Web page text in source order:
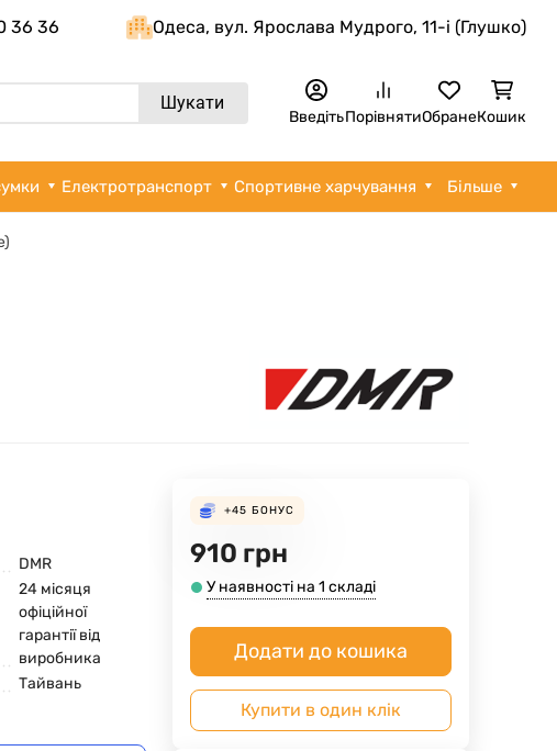
36 36 Одеса, вул. Ярослава Мудрого, 11-i (Глушко)
Шукати
ВведітьПорівнятиОбранеКошик
Електротранспорт Спортивне харчування Більше
DMR
24 місяця
офіційної
гарантії від
виробника
Тайвань
+45 БОНУС
910 грн
У наявності на 1 складі
Додати до кошика
Купити в один клік